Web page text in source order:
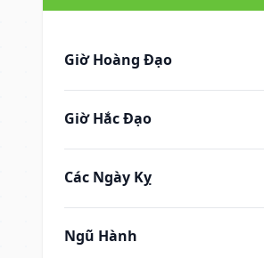
Giờ Hoàng Đạo
Giờ Hắc Đạo
Các Ngày Kỵ
Ngũ Hành